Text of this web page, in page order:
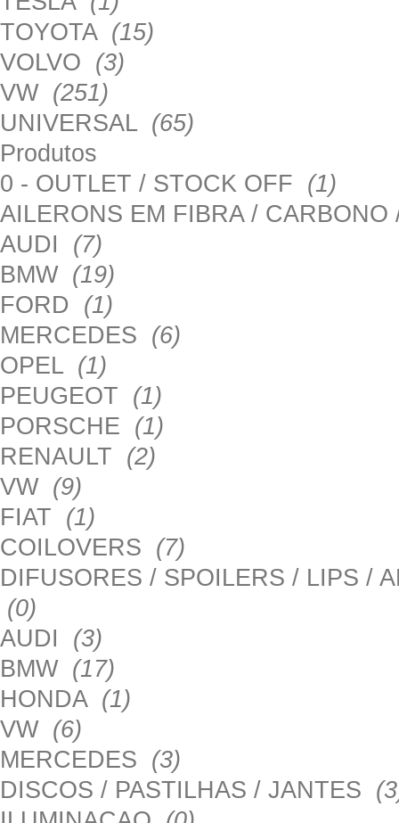
TOYOTA (15)
VOLVO (3)
VW (251)
UNIVERSAL (65)
Produtos
0 - OUTLET / STOCK OFF (1)
AILERONS EM FIBRA /
AUDI (7)
BMW (19)
FORD (1)
MERCEDES (6)
OPEL (1)
PEUGEOT (1)
PORSCHE (1)
RENAULT (2)
VW (9)
FIAT (1)
COILOVERS (7)
DIFUSORES / SPOILERS / LIPS /
(0)
AUDI (3)
BMW (17)
HONDA (1)
VW (6)
MERCEDES (3)
DISCOS / PASTILHAS / JANTES